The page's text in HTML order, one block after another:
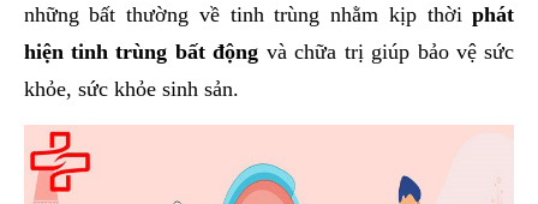
những bất thường về tinh trùng nhằm kịp thờiphát
hiện tinh trùng bất động và chữa trị giúp bảo vệ sức
khỏe, sức khỏe sinh sản.